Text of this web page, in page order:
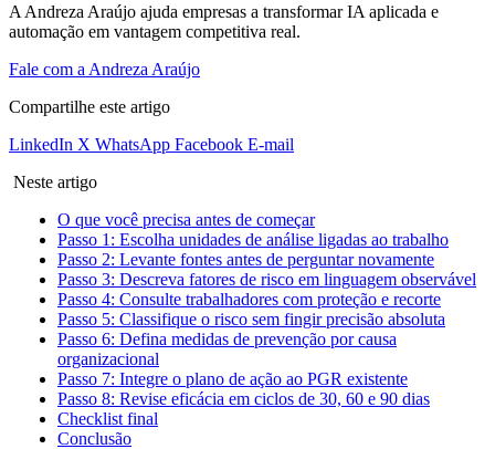
A Andreza Araújo ajuda empresas a transformar IA aplicada e
automação em vantagem competitiva real.
Fale com a Andreza Araújo
Compartilhe este artigo
LinkedIn X WhatsApp Facebook E-mail
Neste artigo
O que você precisa antes de começar
Passo 1: Escolha unidades de análise ligadas ao trabalho
Passo 2: Levante fontes antes de perguntar novamente
Passo 3: Descreva fatores de risco em linguagem observável
Passo 4: Consulte trabalhadores com proteção e recorte
Passo 5: Classifique o risco sem fingir precisão absoluta
Passo 6: Defina medidas de prevenção por causa
organizacional
Passo 7: Integre o plano de ação ao PGR existente
Passo 8: Revise eficácia em ciclos de 30, 60 e 90 dias
Checklist final
Conclusão